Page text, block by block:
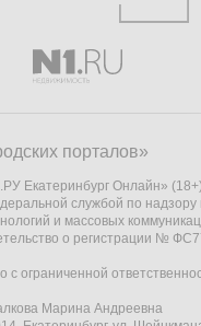
порталов»
Екатеринбург Онлайн» (18+)
службой по надзору
и массовых
о регистрации №
с ограниченной
Марина Андреевна